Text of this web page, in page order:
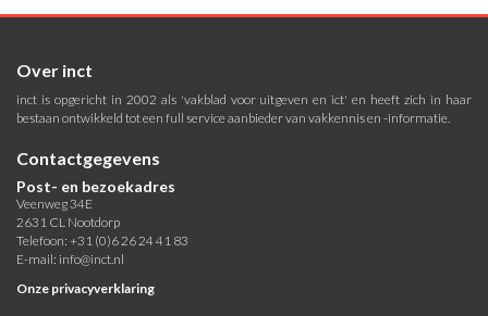
Over inct
inct is opgericht in 2002 als 'vakblad voor uitgeven en ict' en heeft zich in haar
bestaan ontwikkeld tot een full service aanbieder van vakkennis en -informatie.
Contactgegevens
Post- en bezoekadres
Veenweg 34E
2631 CL Nootdorp
Telefoon: +31 (0)6 26 24 41 83
E-mail: info@inct.nl
Onze privacyverklaring